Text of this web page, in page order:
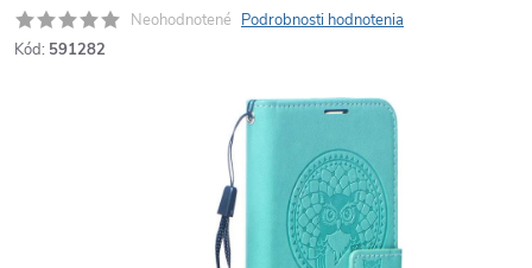
Neohodnotené Podrobnosti hodnotenia
Kód: 591282